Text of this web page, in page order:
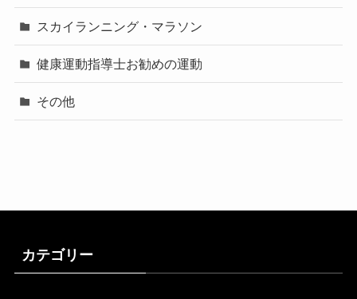
スカイランニング・マラソン
健康運動指導士お勧めの運動
その他
カテゴリー